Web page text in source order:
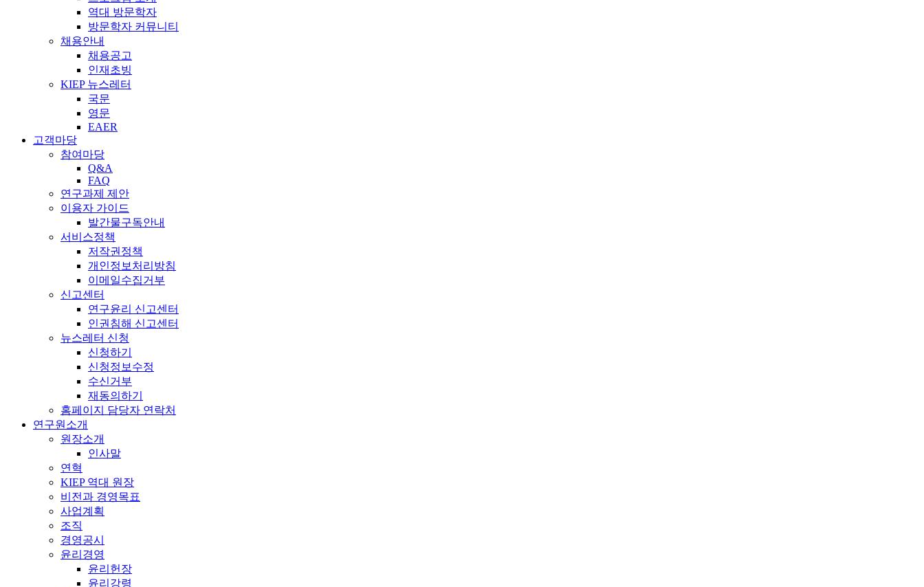
역대 방문학자
방문학자 커뮤니티
채용안내
채용공고
인재초빙
KIEP 뉴스레터
국문
영문
EAER
고객마당
참여마당
Q&A
FAQ
연구과제 제안
이용자 가이드
발간물구독안내
서비스정책
저작권정책
개인정보처리방침
이메일수집거부
신고센터
연구윤리 신고센터
인권침해 신고센터
뉴스레터 신청
신청하기
신청정보수정
수신거부
재동의하기
홈페이지 담당자 연락처
연구원소개
원장소개
인사말
연혁
KIEP 역대 원장
비전과 경영목표
사업계획
조직
경영공시
윤리경영
윤리헌장
윤리강령